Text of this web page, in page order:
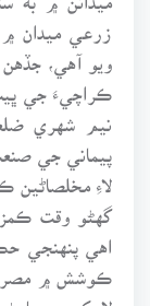
زرعي ميدان
ويو آهي،
ڪراچيءَ جي
نيم شهري
پيماني جي
لاءِ
گهڻو وقت
اهي پنهنجي
ڪوشش ۾
لاءِ کين